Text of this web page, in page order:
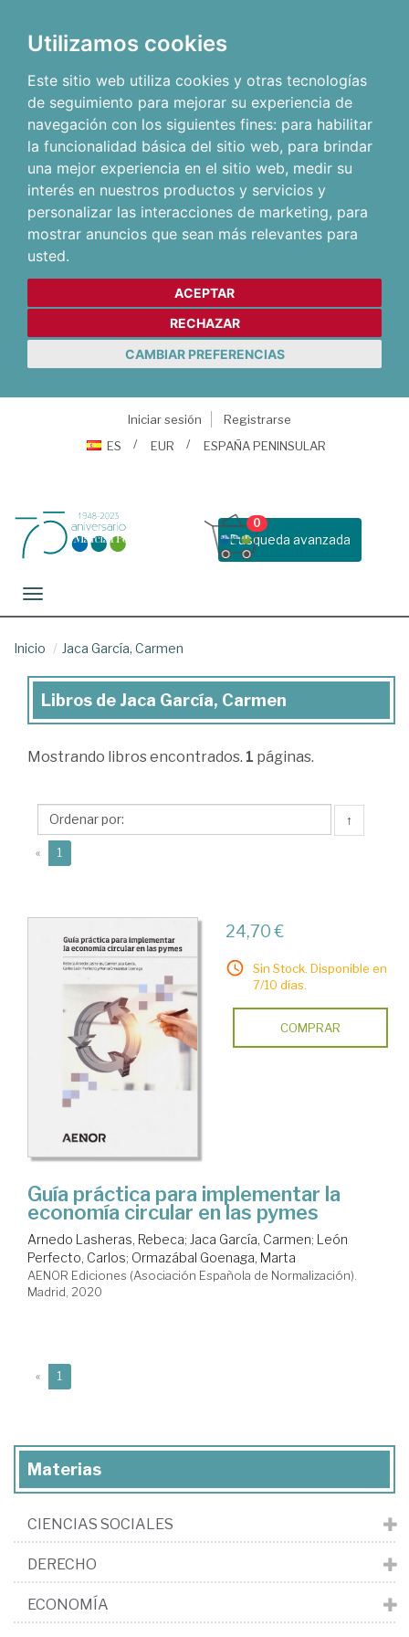
Utilizamos cookies
Este sitio web utiliza cookies y otras tecnologías
de seguimiento para mejorar su experiencia de
navegación con los siguientes fines: para habilitar
la funcionalidad básica del sitio web, para brindar
una mejor experiencia en el sitio web, medir su
interés en nuestros productos y servicios y
personalizar las interacciones de marketing, para
mostrar anuncios que sean más relevantes para
usted.
ACEPTAR
RECHAZAR
CAMBIAR PREFERENCIAS
Iniciar sesión
Registrarse
ES
EUR ESPAÑA PENINSULAR
Busqueda avanzada
0
Toggle navigation
Inicio Jaca García, Carmen
Libros
Jaca
Carmen
Libros de Jaca García, Carmen
Mostrando libros encontrados. 1 páginas.
↑
« 1
24,70 €
Sin Stock. Disponible en
7/10 días.
COMPRAR
Guía práctica para implementar la
economía circular en las pymes
Arnedo Lasheras, Rebeca; Jaca García, Carmen; León
Perfecto, Carlos; Ormazábal Goenaga, Marta
AENOR Ediciones (Asociación Española de Normalización).
Madrid, 2020
« 1
Materias
CIENCIAS SOCIALES
DERECHO
ECONOMÍA